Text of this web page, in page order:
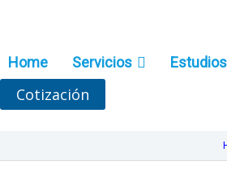
Home Servicios
Cotización